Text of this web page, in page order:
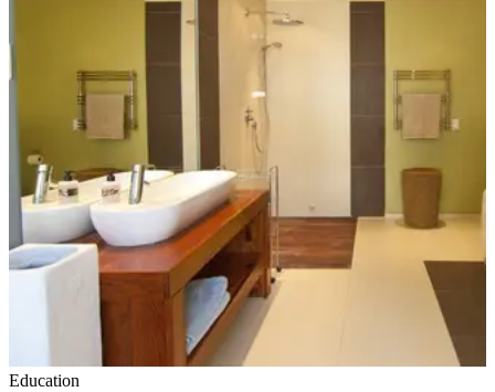
Education